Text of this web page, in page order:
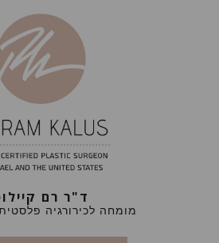
ד"ר רם
מומחה לכירורגיה